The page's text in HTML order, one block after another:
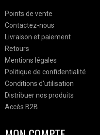
Points de vente
Contactez-nous
Livraison et paiement
Retours
Mentions légales
Politique de confidentialité
Conditions d'utilisation
Distribuer nos produits
Accès B2B